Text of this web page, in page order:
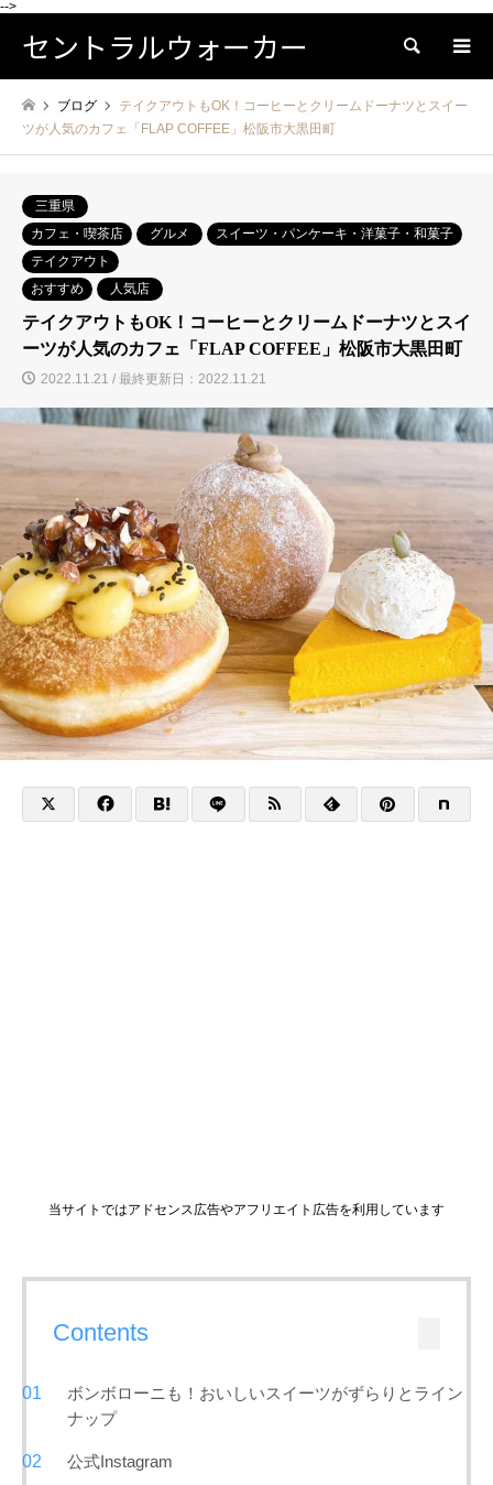
-->
セントラルウォーカー 検索
ブログ
テイクアウトもOK！コーヒーとクリームドーナツとスイー
ツが人気のカフェ「FLAP COFFEE」松阪市大黒田町
三重県
カフェ・喫茶店
グルメ
スイーツ・パンケーキ・洋菓子・和菓子
テイクアウト
おすすめ
人気店
テイクアウトもOK！コーヒーとクリームドーナツとスイ
ーツが人気のカフェ「FLAP COFFEE」松阪市大黒田町
2022.11.21 / 最終更新日：2022.11.21
当サイトではアドセンス広告やアフリエイト広告を利用しています
Contents
ボンボローニも！おいしいスイーツがずらりとライン
ナップ
公式Instagram